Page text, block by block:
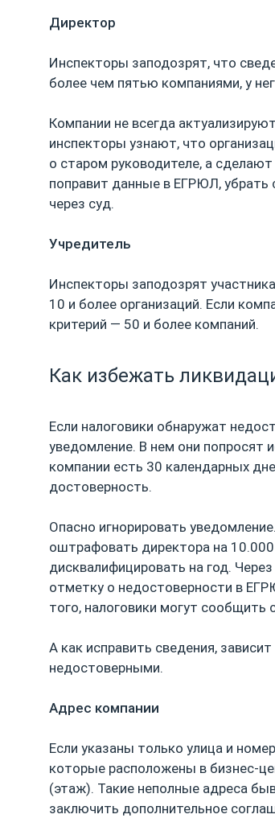
Директор
Инспекторы заподозрят, что
более чем пятью компаниями, у
Компании не всегда
инспекторы узнают, что
о старом руководителе, а
поправит данные в ЕГРЮЛ, убрать
через суд.
Учредитель
Инспекторы заподозрят
10 и более организаций. Если
критерий — 50 и более компаний.
Как избежать
Если налоговики обнаружат
уведомление. В нем они попросят
компании есть 30 календарных
достоверность.
Опасно игнорировать
оштрафовать директора на
дисквалифицировать на год.
отметку о недостоверности в
того, налоговики могут сообщить
А как исправить сведения,
недостоверными.
Адрес компании
Если указаны только улица и
которые расположены в бизнес-
(этаж). Такие неполные адреса
заключить дополнительное